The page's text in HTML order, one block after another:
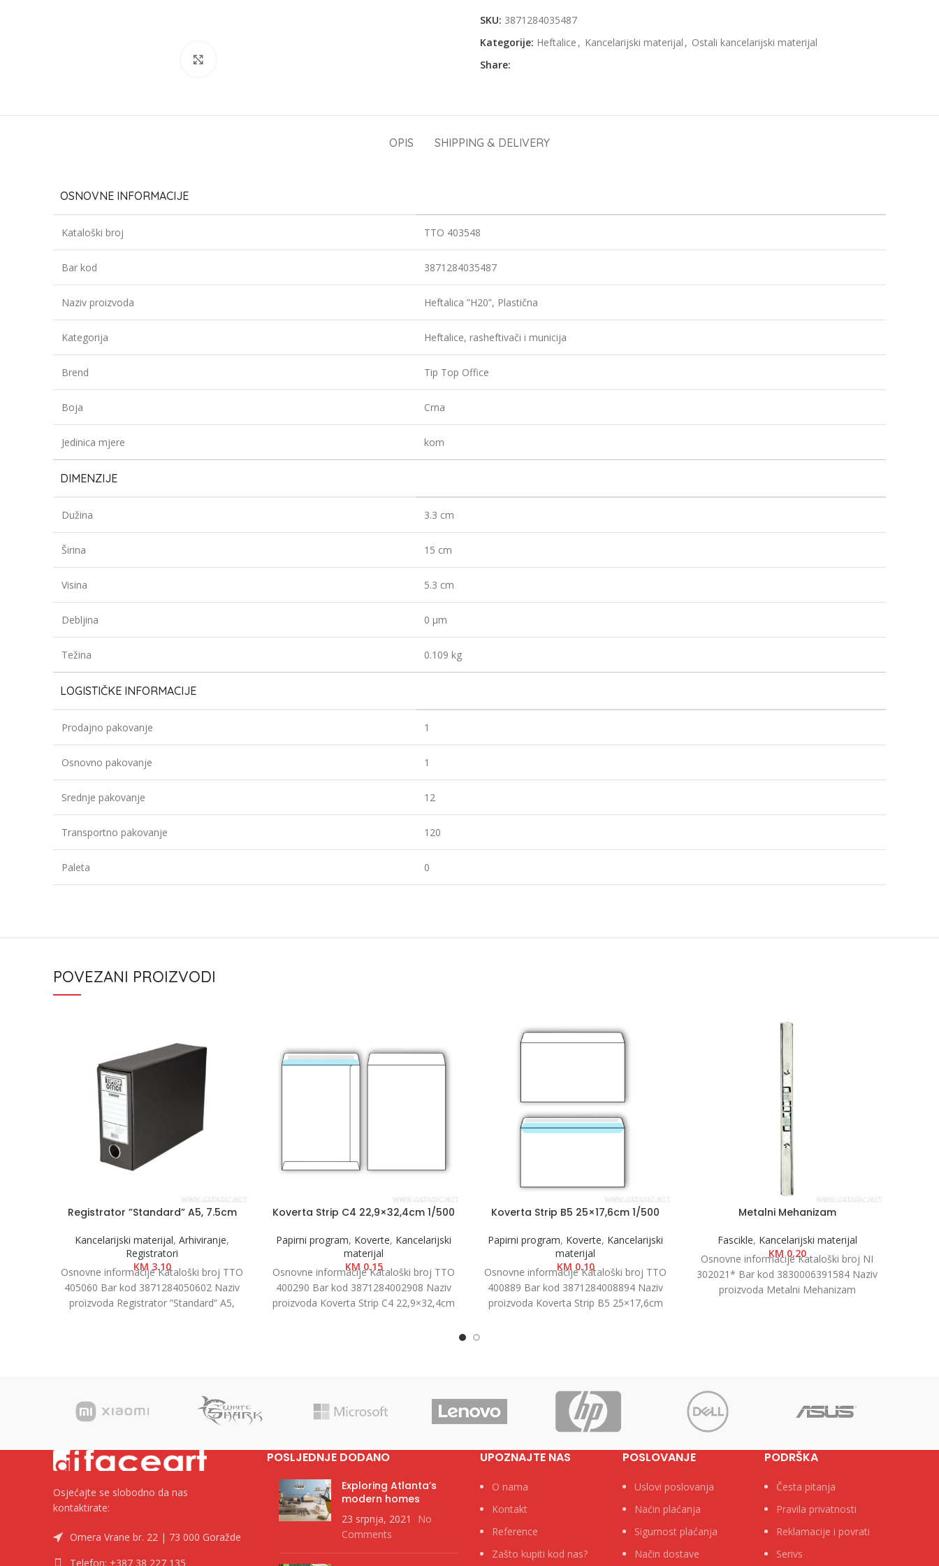
SKU: 3871284035487
Kategorije: Heftalice , Kancelarijski materijal , Ostali kancelarijski materijal
Share:
OPIS SHIPPING & DELIVERY
OSNOVNE INFORMACIJE
Kataloški broj TTO 403548
Bar kod 3871284035487
Naziv proizvoda Heftalica ”H20”, Plastična
Kategorija Heftalice, rasheftivači i municija
Brend Tip Top Office
Boja Crna
Jedinica mjere kom
DIMENZIJE
Dužina 3.3 cm
Širina 15 cm
Visina 5.3 cm
Debljina 0 µm
Težina 0.109 kg
LOGISTIČKE INFORMACIJE
Prodajno pakovanje 1
Osnovno pakovanje 1
Srednje pakovanje 12
Transportno pakovanje 120
Paleta 0
POVEZANI PROIZVODI
Registrator ”Standard” A5, 7.5cm
Kancelarijski materijal, Arhiviranje,
Registratori
KM3.10
Osnovne informacije Kataloški broj TTO
405060 Bar kod 3871284050602 Naziv
proizvoda Registrator ”Standard” A5,
Koverta Strip C4 22,9×32,4cm 1/500
Papirni program, Koverte, Kancelarijski
materijal
KM0.15
Osnovne informacije Kataloški broj TTO
400290 Bar kod 3871284002908 Naziv
proizvoda Koverta Strip C4 22,9×32,4cm
Koverta Strip B5 25×17,6cm 1/500
Papirni program, Koverte, Kancelarijski
materijal
KM0.10
Osnovne informacije Kataloški broj TTO
400889 Bar kod 3871284008894 Naziv
proizvoda Koverta Strip B5 25×17,6cm
Metalni Mehanizam
Fascikle, Kancelarijski materijal
KM0.20
Osnovne informacije Kataloški broj NI
302021* Bar kod 3830006391584 Naziv
proizvoda Metalni Mehanizam
Osjećajte se slobodno da nas
kontaktirate:
Omera Vrane br. 22 | 73 000 Goražde
Telefon: +387 38 227 135
POSLJEDNJE DODANO
Exploring Atlanta’s
modern homes
23 srpnja, 2021
No
Comments
UPOZNAJTE NAS
O nama
Kontakt
Reference
Zašto kupiti kod nas?
POSLOVANJE
Uslovi poslovanja
Naćin plaćanja
Sigurnost plaćanja
Način dostave
PODRŠKA
Česta pitanja
Pravila privatnosti
Reklamacije i povrati
Serivs